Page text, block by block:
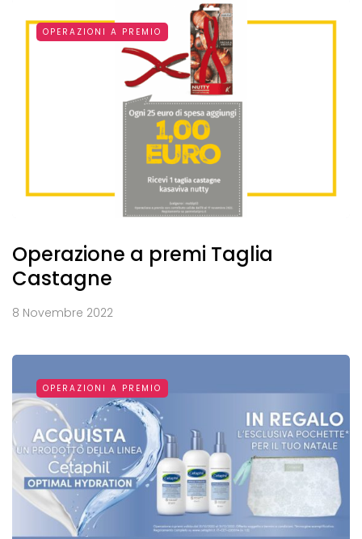
OPERAZIONI A PREMIO
Operazione a premi Taglia
Castagne
8 Novembre 2022
OPERAZIONI A PREMIO